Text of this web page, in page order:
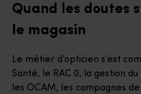
Quand les doutes
le magasin
Le métier d’opticien s’est
Santé, le RAC 0, la gestion
les OCAM, les campagnes